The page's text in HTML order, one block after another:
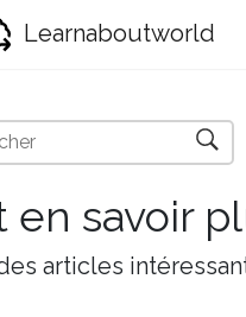
Learnaboutworld
savoir
articles